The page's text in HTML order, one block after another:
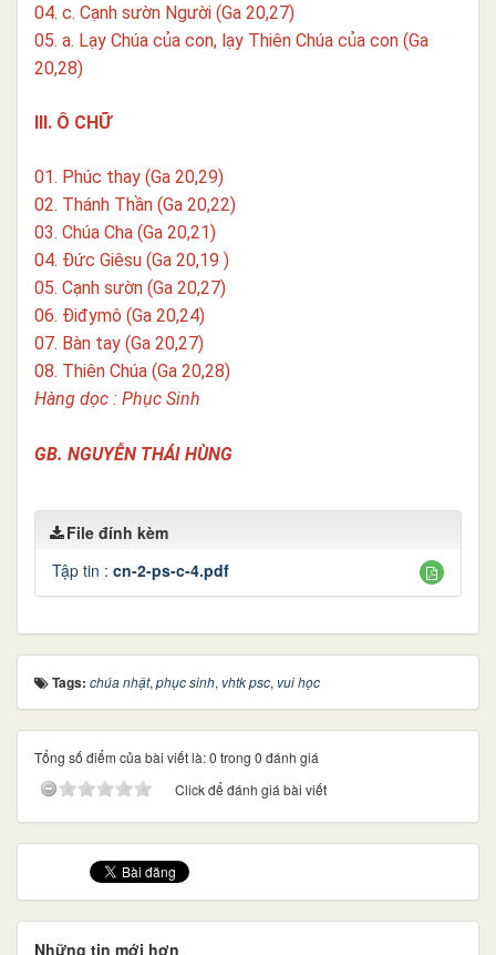
04. c. Cạnh sườn Người (Ga 20,27)
05. a. Lạy Chúa của con, lạy Thiên Chúa của con (Ga
20,28)
III. Ô CHỮ
01. Phúc thay (Ga 20,29)
02. Thánh Thần (Ga 20,22)
03. Chúa Cha (Ga 20,21)
04. Đức Giêsu (Ga 20,19 )
05. Cạnh sườn (Ga 20,27)
06. Điđymô (Ga 20,24)
07. Bàn tay (Ga 20,27)
08. Thiên Chúa (Ga 20,28)
Hàng dọc : Phục Sinh
GB. NGUYỄN THÁI HÙNG
File đính kèm
Tập tin : cn-2-ps-c-4.pdf
Tags: chúa nhật, phục sinh, vhtk psc, vui học
Tổng số điểm của bài viết là: 0 trong 0 đánh giá
Click để đánh giá bài viết
Những tin mới hơn